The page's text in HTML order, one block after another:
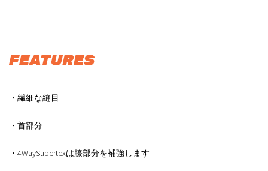
FEATURES
・繊細な縫目
・首部分
・4WaySupertexは膝部分を補強します